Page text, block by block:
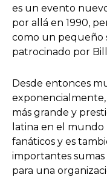
es un evento
por allá en 1990,
como un pequeño
patrocinado por
Desde entonces
más grande y
latina en el
fanáticos y es
importantes
para una